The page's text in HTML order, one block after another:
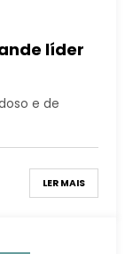
líder
e de
LER MAIS